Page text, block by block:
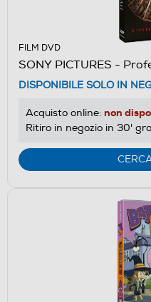
FILM DVD
SONY PICTURES -
DISPONIBILE SOLO IN
Acquisto online: non
Ritiro in negozio in 30'